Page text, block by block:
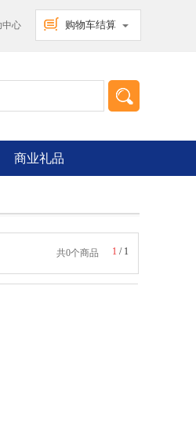
购物车结算
中心
商业礼品
共0个商品 1 / 1